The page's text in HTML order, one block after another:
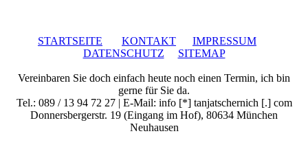
STARTSEITE KONTAKT
IMPRESSUM
DATENSCHUTZ
SITEMAP
Vereinbaren Sie doch einfach heute noch einen Termin, ich bin
gerne für Sie da.
Tel.: 089 / 13 94 72 27 | E-Mail: info [*] tanjatschernich [.] com
Donnersbergerstr. 19 (Eingang im Hof), 80634 München
Neuhausen